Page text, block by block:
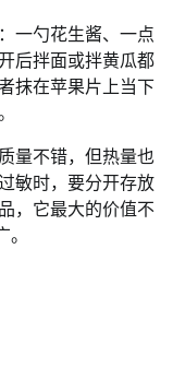
一勺花生酱、一点
后拌面或拌黄瓜都
抹在苹果片上当下
量不错，但热量也
敏时，要分开存放
，它最大的价值不